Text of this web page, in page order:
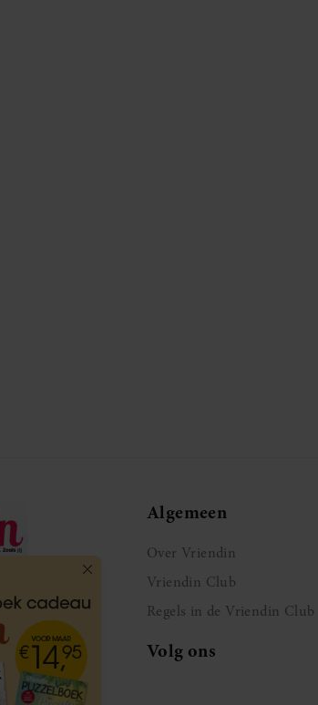
Algemeen
Over Vriendin
Vriendin Club
Regels in de Vriendin Club
Volg ons